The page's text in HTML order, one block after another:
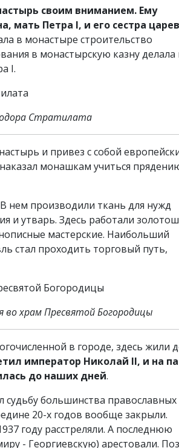
своим вниманием. Ему
мать Петра I, и его сестра
в монастыре строительство
в монастырскую казну делала
I.
Стратилата
и привез с собой
монашкам учиться
нем производили ткань для нужд
и утварь. Здесь работали
мастерские. Наибольший
стал проходить торговый путь,
во храм Пресвятой Богородицы
в городе, здесь жили
император Николай II, и на
до наших дней.
судьбу большинства православных
20-х годов вообще закрыли.
году расстреляли. А последнюю
- Георгиевскую) арестовали.